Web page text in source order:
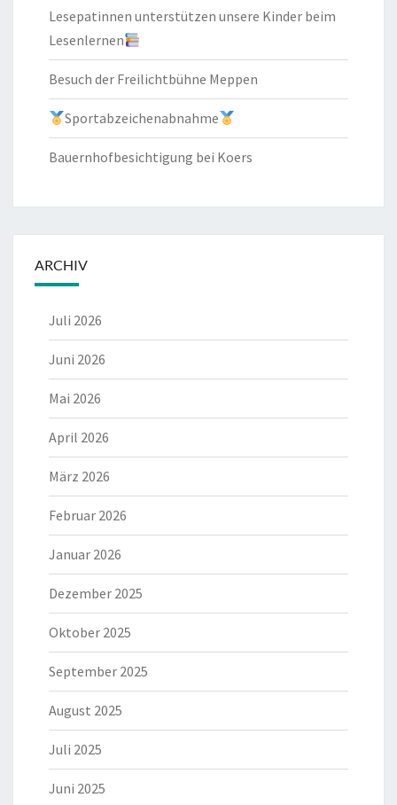
Lesepatinnen unterstützen unsere Kinder beim
Lesenlernen
Besuch der Freilichtbühne Meppen
Sportabzeichenabnahme
Bauernhofbesichtigung bei Koers
ARCHIV
Juli 2026
Juni 2026
Mai 2026
April 2026
März 2026
Februar 2026
Januar 2026
Dezember 2025
Oktober 2025
September 2025
August 2025
Juli 2025
Juni 2025